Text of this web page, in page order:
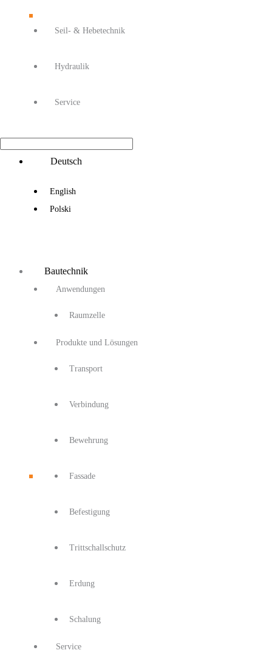
Seil- & Hebetechnik
Hydraulik
Service
Deutsch
English
Polski
Bautechnik
Anwendungen
Raumzelle
Produkte und Lösungen
Transport
Verbindung
Bewehrung
Fassade
Befestigung
Trittschallschutz
Erdung
Schalung
Service